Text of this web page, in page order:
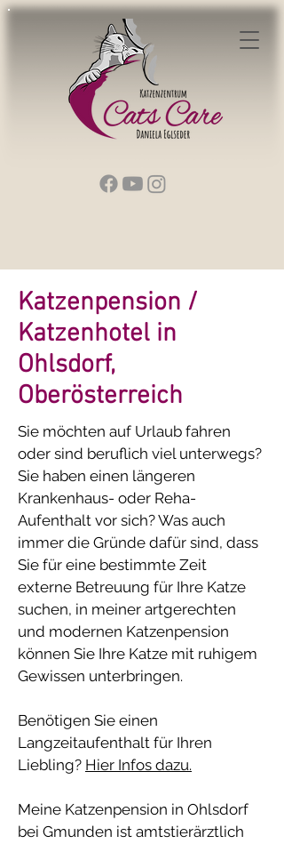
Katzenpension /
Katzenhotel in
Ohlsdorf,
Oberösterreich
Sie möchten auf Urlaub fahren
oder sind beruflich viel unterwegs?
Sie haben einen längeren
Krankenhaus- oder Reha-
Aufenthalt vor sich? Was auch
immer die Gründe dafür sind, dass
Sie für eine bestimmte Zeit
externe Betreuung für Ihre Katze
suchen, in meiner artgerechten
und modernen Katzenpension
können Sie Ihre Katze mit ruhigem
Gewissen unterbringen.
Benötigen Sie einen
Langzeitaufenthalt für Ihren
Liebling? Hier Infos dazu.
Meine Katzenpension in Ohlsdorf
bei Gmunden ist amtstierärztlich